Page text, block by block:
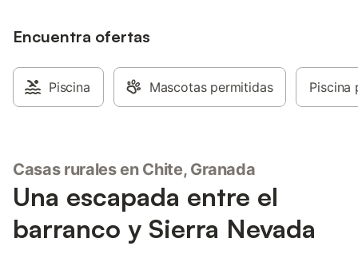
baja: acogedor salón-comedor con
equipada, 3 dormitorios dobles, baño
completo y aseo. • Primera planta: salón-
cocina con estufa de biomasa, 3
donde residió el reconocido pintor José
Guerrero, cuyas obras forman parte de
colecciones tan importantes como el
Museo Guggenheim de Nueva York y el
Museo Reina Sofía de Madrid. Muy cerca
de la casa se encuentra además la
Encuentra ofertas
Piscina Mascotas permitidas Piscina
Casas rurales en Chite, Granada
Una escapada entre el
barranco y Sierra Nevada